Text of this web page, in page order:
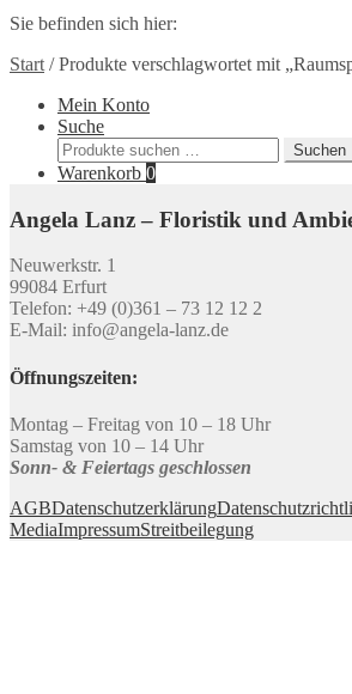
Sie befinden sich hier:
Start /Produkte verschlagwortet mit
Mein Konto
Suche
Suchen
nach:
Suchen
Warenkorb 0
Angela Lanz – Floristik und
Neuwerkstr. 1
99084 Erfurt
Telefon: +49 (0)361 – 73 12 12 2
E-Mail: info@angela-lanz.de
Öffnungszeiten:
Montag – Freitag von 10 – 18 Uhr
Samstag von 10 – 14 Uhr
Sonn- & Feiertags geschlossen
AGBDatenschutzerklärung
MediaImpressumStreitbeilegung